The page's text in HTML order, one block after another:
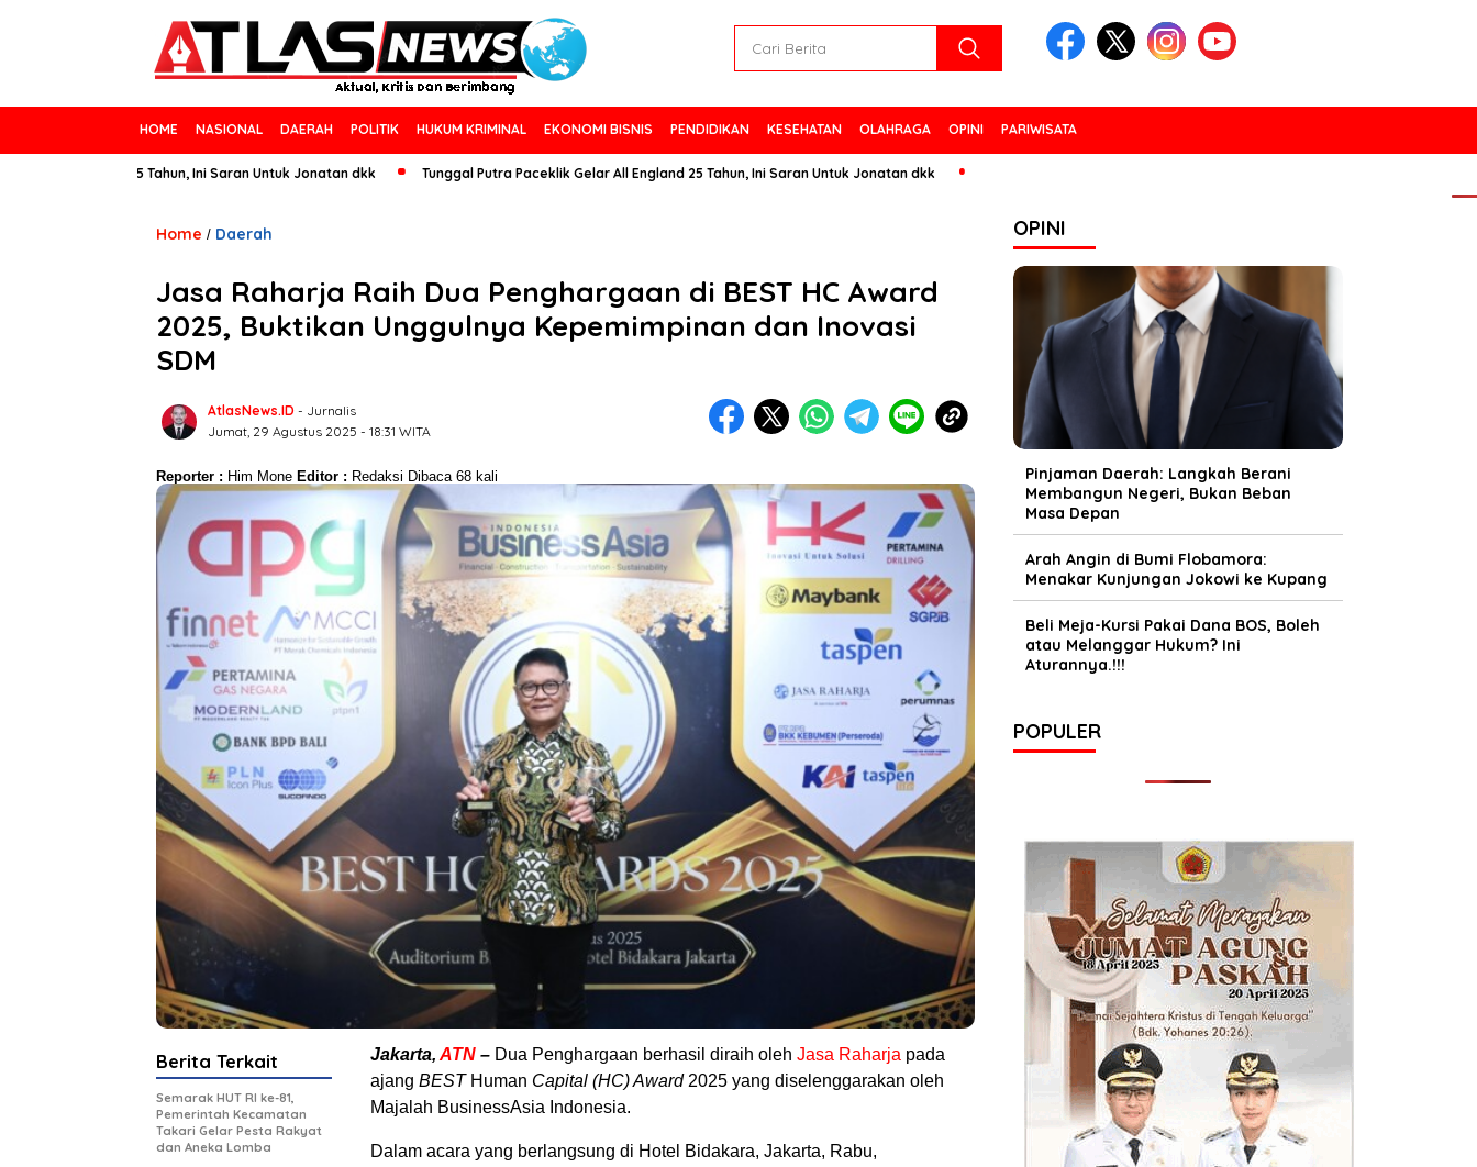
HOME NASIONAL DAERAH POLITIK HUKUM KRIMINAL EKONOMI BISNIS PENDIDIKAN KESEHATAN OLAHRAGA OPINI PARIWISATA
England 25 Tahun, Ini Saran Untuk Jonatan dkk Tunggal Putra Paceklik Gelar All England 25 Tahun, Ini Saran Untuk Jonatan dkk
Home / Daerah
Jasa Raharja Raih Dua Penghargaan di BEST HC Award
2025, Buktikan Unggulnya Kepemimpinan dan Inovasi
SDM
AtlasNews.ID - Jurnalis
Jumat, 29 Agustus 2025 - 18:31 WITA
Reporter : Him Mone Editor : Redaksi Dibaca 68 kali
Jakarta, ATN – Dua Penghargaan berhasil diraih oleh Jasa Raharja pada
ajang BESTHuman Capital (HC) Award2025 yang diselenggarakan oleh
Majalah BusinessAsia Indonesia.
Dalam acara yang berlangsung di Hotel Bidakara, Jakarta, Rabu,
Berita Terkait
Semarak HUT RI ke-81,
Pemerintah Kecamatan
Takari Gelar Pesta Rakyat
dan Aneka Lomba
OPINI
Pinjaman Daerah: Langkah Berani
Membangun Negeri, Bukan Beban
Masa Depan
Arah Angin di Bumi Flobamora:
Menakar Kunjungan Jokowi ke Kupang
Beli Meja-Kursi Pakai Dana BOS, Boleh
atau Melanggar Hukum? Ini
Aturannya.!!!
POPULER